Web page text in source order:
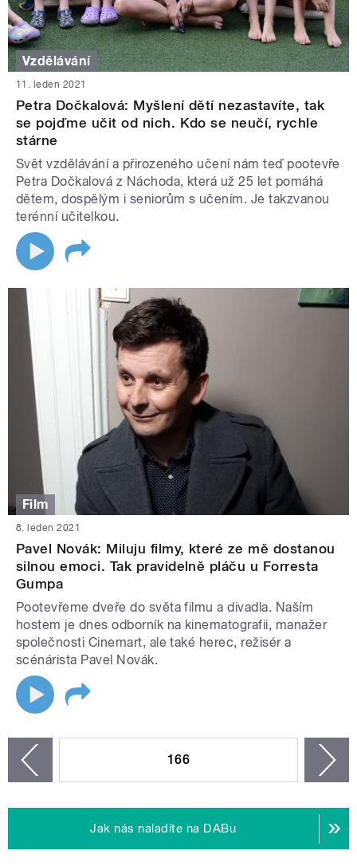
Vzdělávání
11. leden 2021
Petra Dočkalová: Myšlení dětí nezastavíte, tak
se pojďme učit od nich. Kdo se neučí, rychle
stárne
Svět vzdělávání a přirozeného učení nám teď pootevře
Petra Dočkalová z Náchoda, která už 25 let pomáhá
dětem, dospělým i seniorům s učením. Je takzvanou
terénní učitelkou.
Film
8. leden 2021
Pavel Novák: Miluju filmy, které ze mě dostanou
silnou emoci. Tak pravidelně pláču u Forresta
Gumpa
Pootevřeme dveře do světa filmu a divadla. Naším
hostem je dnes odborník na kinematografii, manažer
společnosti Cinemart, ale také herec, režisér a
scénárista Pavel Novák.
166
Jak nás naladíte na DABu